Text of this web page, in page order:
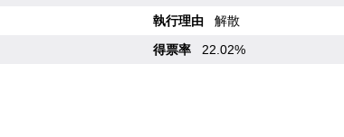
執行理由
解散
得票率
22.02%